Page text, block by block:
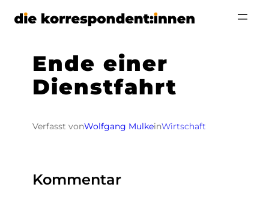
Zum
Ende einer
Dienstfahrt
Verfasst vonWolfgang MulkeinWirtschaft
Kommentar